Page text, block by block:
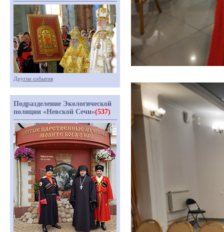
Другие события
Подразделение Экологической
полиции «Невской Сечи»(537)